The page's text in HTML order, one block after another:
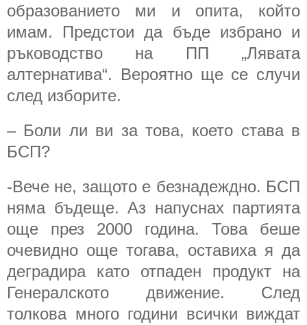
образованието ми и опита, който
имам. Предстои да бъде избрано и
ръководство на ПП „Лявата
алтернатива“. Вероятно ще се случи
след изборите.
– Боли ли ви за това, което става в
БСП?
-Вече не, защото е безнадеждно. БСП
няма бъдеще. Аз напуснах партията
още през 2000 година. Това беше
очевидно още тогава, оставиха я да
деградира като отпаден продукт на
Генералското движение. След
толкова много години всички виждат